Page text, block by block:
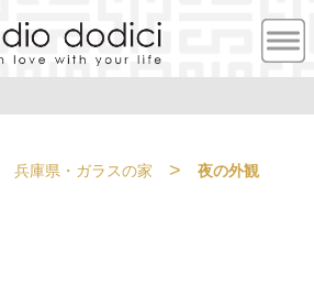
MEN
U
兵庫県・ガラスの家 > 夜の外観